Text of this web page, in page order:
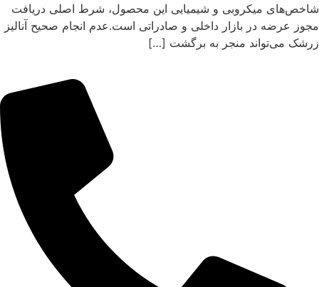
شاخص‌های میکروبی و شیمیایی این محصول، شرط اصلی دریافت
مجوز عرضه در بازار داخلی و صادراتی است.عدم انجام صحیح آنالیز
زرشک می‌تواند منجر به برگشت […]